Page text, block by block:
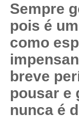
Sempre
pois é
como
breve
pousar e
nunca é